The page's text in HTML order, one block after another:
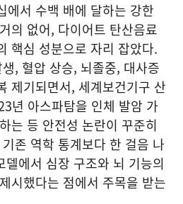
에서 수백 배에 달하는 강한
의 없어, 다이어트 탄산음료
핵심 성분으로 자리 잡았다.
, 혈압 상승, 뇌졸중, 대사증
제기되면서, 세계보건기구 산
년 아스파탐을 인체 발암 가
는 등 안전성 논란이 꾸준히
존 역학 통계보다 한 걸음 나
에서 심장 구조와 뇌 기능의
시했다는 점에서 주목을 받는